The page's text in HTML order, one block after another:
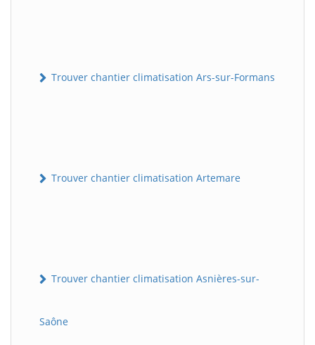
Trouver chantier climatisation Ars-sur-Formans
Trouver chantier climatisation Artemare
Trouver chantier climatisation Asnières-sur-
Saône